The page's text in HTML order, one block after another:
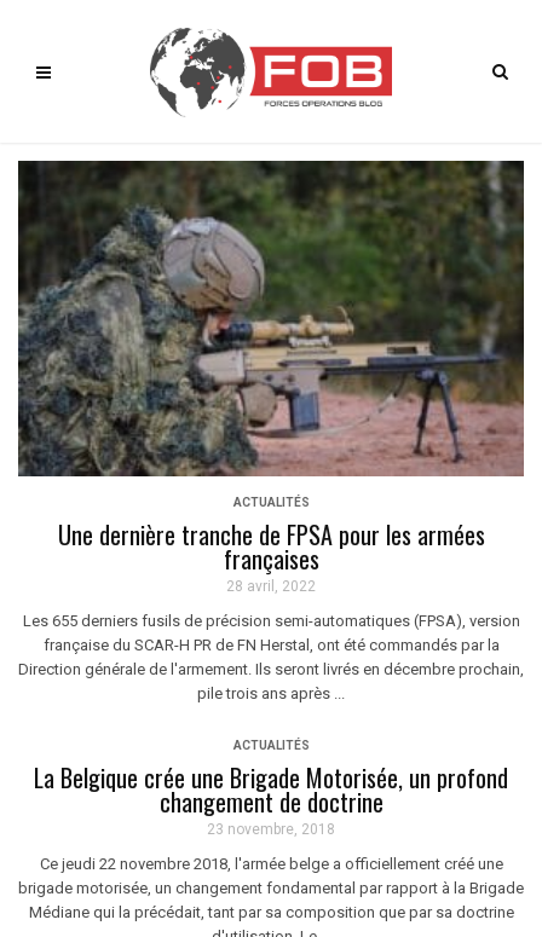
ACTUALITÉS
Une dernière tranche de FPSA pour les armées
françaises
28 avril, 2022
Les 655 derniers fusils de précision semi-automatiques (FPSA), version
française du SCAR-H PR de FN Herstal, ont été commandés par la
Direction générale de l'armement. Ils seront livrés en décembre prochain,
pile trois ans après ...
ACTUALITÉS
La Belgique crée une Brigade Motorisée, un profond
changement de doctrine
23 novembre, 2018
Ce jeudi 22 novembre 2018, l'armée belge a officiellement créé une
brigade motorisée, un changement fondamental par rapport à la Brigade
Médiane qui la précédait, tant par sa composition que par sa doctrine